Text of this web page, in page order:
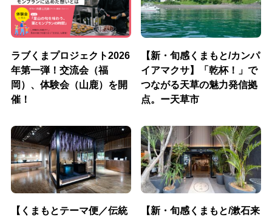
ラブくまプロジェクト2026
年第一弾！交流会（福
岡）、体験会（山鹿）を開
催！
【新・旬感くまもと/カンパ
イアマクサ】「乾杯！」で
つながる天草の魅力発信拠
点。ー天草市
【くまもとテーマ便／伝統
【新・旬感くまもと/漱石来